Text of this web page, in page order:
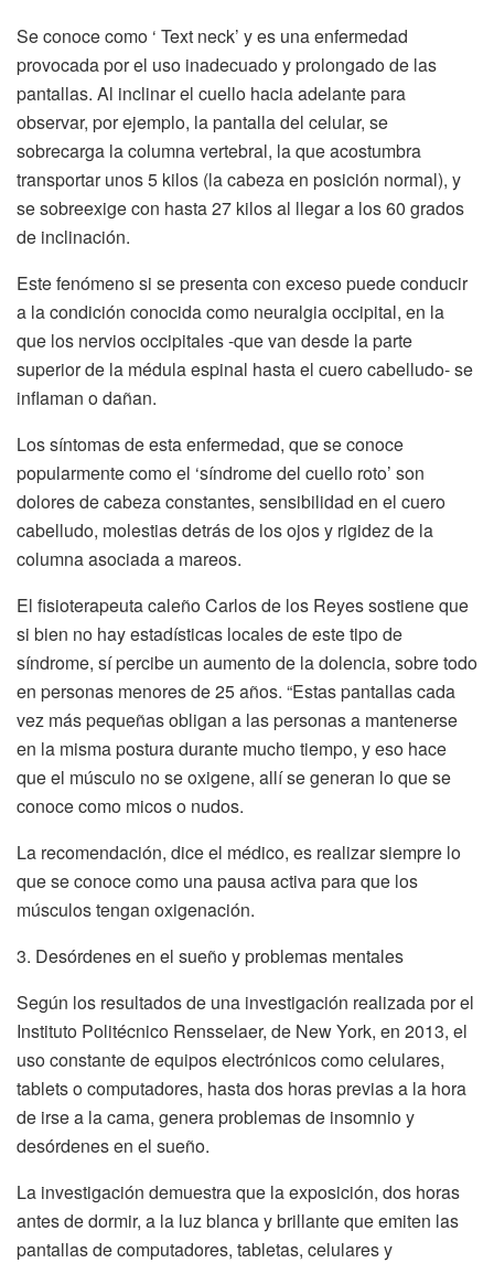
Se conoce como ‘ Text neck’ y es una enfermedad
provocada por el uso inadecuado y prolongado de las
pantallas. Al inclinar el cuello hacia adelante para
observar, por ejemplo, la pantalla del celular, se
sobrecarga la columna vertebral, la que acostumbra
transportar unos 5 kilos (la cabeza en posición normal), y
se sobreexige con hasta 27 kilos al llegar a los 60 grados
de inclinación.
Este fenómeno si se presenta con exceso puede conducir
a la condición conocida como neuralgia occipital, en la
que los nervios occipitales -que van desde la parte
superior de la médula espinal hasta el cuero cabelludo- se
inflaman o dañan.
Los síntomas de esta enfermedad, que se conoce
popularmente como el ‘síndrome del cuello roto’ son
dolores de cabeza constantes, sensibilidad en el cuero
cabelludo, molestias detrás de los ojos y rigidez de la
columna asociada a mareos.
El fisioterapeuta caleño Carlos de los Reyes sostiene que
si bien no hay estadísticas locales de este tipo de
síndrome, sí percibe un aumento de la dolencia, sobre todo
en personas menores de 25 años. “Estas pantallas cada
vez más pequeñas obligan a las personas a mantenerse
en la misma postura durante mucho tiempo, y eso hace
que el músculo no se oxigene, allí se generan lo que se
conoce como micos o nudos.
La recomendación, dice el médico, es realizar siempre lo
que se conoce como una pausa activa para que los
músculos tengan oxigenación.
3. Desórdenes en el sueño y problemas mentales
Según los resultados de una investigación realizada por el
Instituto Politécnico Rensselaer, de New York, en 2013, el
uso constante de equipos electrónicos como celulares,
tablets o computadores, hasta dos horas previas a la hora
de irse a la cama, genera problemas de insomnio y
desórdenes en el sueño.
La investigación demuestra que la exposición, dos horas
antes de dormir, a la luz blanca y brillante que emiten las
pantallas de computadores, tabletas, celulares y